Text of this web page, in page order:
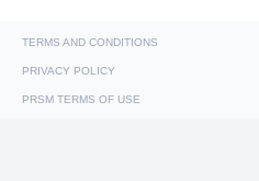
TERMS AND CONDITIONS
PRIVACY POLICY
PRSM TERMS OF USE